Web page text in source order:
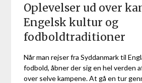
Oplevelser ud over
Engelsk kultur og
fodboldtraditioner
Når man rejser fra Syddanmark til
fodbold, åbner der sig en hel verden
over selve kampene. At gå en tur